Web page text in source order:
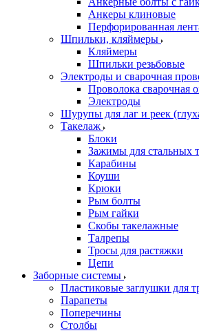
Анкеры клиновые
Перфорированная
Шпильки, кляймеры
Кляймеры
Шпильки резьбовые
Электроды и сварочная
Проволока сварочная
Электроды
Шурупы для лаг и реек
Такелаж
Блоки
Зажимы для стальных
Карабины
Коуши
Крюки
Рым болты
Рым гайки
Скобы такелажные
Талрепы
Тросы для растяжки
Цепи
Заборные системы
Пластиковые заглушки для
Парапеты
Поперечины
Столбы